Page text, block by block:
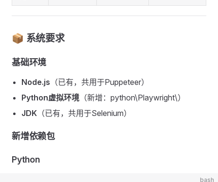
📦 系统要求
基础环境
Node.js （已有，共用于Puppeteer）
Python虚拟环境 （新增：python\Playwright\）
JDK （已有，共用于Selenium）
新增依赖包
Python
bash